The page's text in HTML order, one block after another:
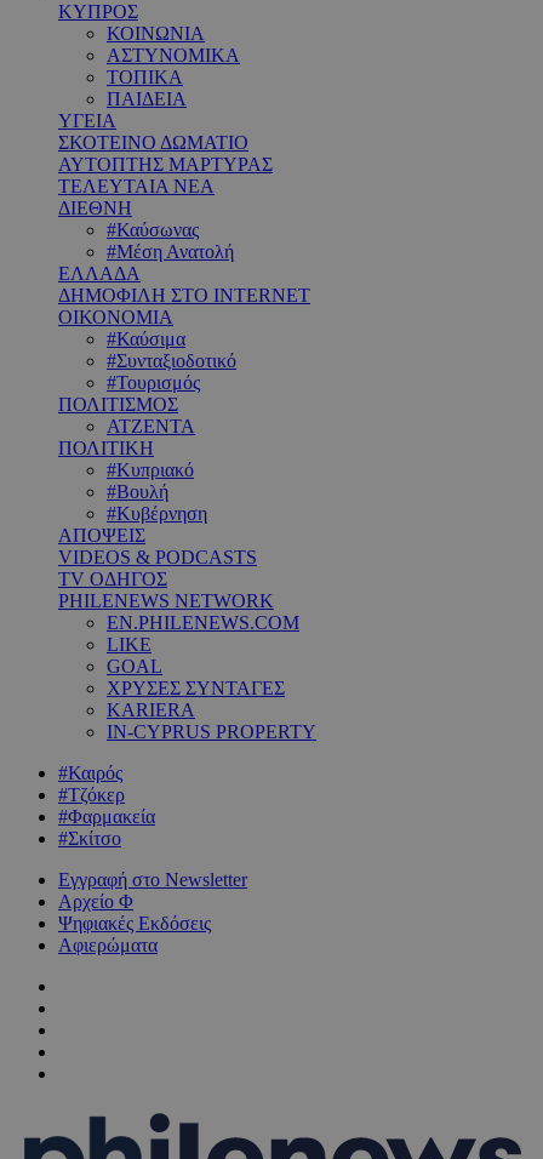
ΚΥΠΡΟΣ
ΚΟΙΝΩΝΙΑ
ΑΣΤΥΝΟΜΙΚΑ
ΤΟΠΙΚΑ
ΠΑΙΔΕΙΑ
ΥΓΕΙΑ
ΣΚΟΤΕΙΝΟ ΔΩΜΑΤΙΟ
ΑΥΤΟΠΤΗΣ ΜΑΡΤΥΡΑΣ
ΤΕΛΕΥΤΑΙΑ ΝΕΑ
ΔΙΕΘΝΗ
#Καύσωνας
#Μέση Ανατολή
ΕΛΛΑΔΑ
ΔΗΜΟΦΙΛΗ ΣΤΟ INTERNET
ΟΙΚΟΝΟΜΙΑ
#Καύσιμα
#Συνταξιοδοτικό
#Τουρισμός
ΠΟΛΙΤΙΣΜΟΣ
ΑΤΖΕΝΤΑ
ΠΟΛΙΤΙΚΗ
#Κυπριακό
#Βουλή
#Κυβέρνηση
ΑΠΟΨΕΙΣ
VIDEOS & PODCASTS
TV ΟΔΗΓΟΣ
PHILENEWS NETWORK
EN.PHILENEWS.COM
LIKE
GOAL
ΧΡΥΣΕΣ ΣΥΝΤΑΓΕΣ
KARIERA
IN-CYPRUS PROPERTY
#Καιρός
#Τζόκερ
#Φαρμακεία
#Σκίτσο
Εγγραφή στο Newsletter
Αρχείο Φ
Ψηφιακές Εκδόσεις
Αφιερώματα